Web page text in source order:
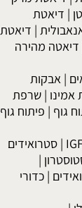
| דיאטת
| דיאטת
דיאטה מהירה
| אבקות
אמינו |שרפת
גוף | פיתוח גוף
|סטרואידים
|
| כדורי